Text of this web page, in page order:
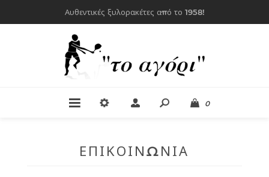
Αυθεντικές ξυλορακέτες από το 1958!
0
ΕΠΙΚΟΙΝΩΝΊΑ